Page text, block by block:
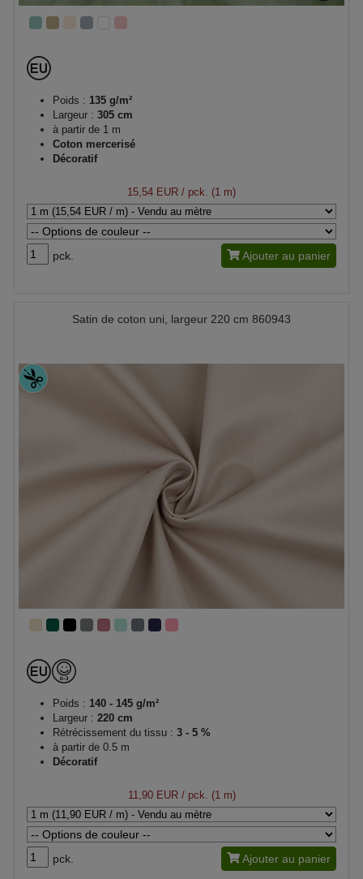
Poids : 135 g/m²
Largeur : 305 cm
à partir de 1 m
Coton mercerisé
Décoratif
15,54 EUR / pck. (1 m)
pck. Ajouter au panier
Satin de coton uni, largeur 220 cm 860943
Poids : 140 - 145 g/m²
Largeur : 220 cm
Rétrécissement du tissu : 3 - 5 %
à partir de 0.5 m
Décoratif
11,90 EUR/ pck. (1 m)
pck. Ajouter au panier